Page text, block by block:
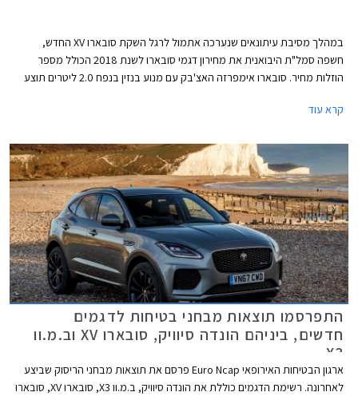
במהלך מסיבת עיתונאים שנערכה אתמול לרגל השקת סובארו XV החדש,
חשפה סמל"ת היבואנית את מחירון דגמי סובארו לשנת 2018 הכולל מספר
הוזלות מחיר. סובארו אימפרזה האצ'בק עם מנוע בנזין בנפח 2.0 ליטרים תוצע
קרא עוד
התפרסמו תוצאות מבחני בטיחות לדגמים
חדשים, ביניהם הונדה סיוויק, סובארו XV וב.מ.וו
X3
ארגון הבטיחות האירופאי Euro Ncap פרסם את תוצאות מבחני הריסוק שביצע
לאחרונה. רשימת הדגמים כוללת את הונדה סיוויק, ב.מ.וו X3, סובארו XV, סובארו